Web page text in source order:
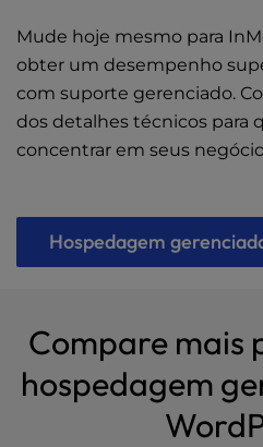
Mude hoje mesmo para
obter um desempenho
com suporte gerenciado.
dos detalhes técnicos para
concentrar em seus
Hospedagem
Compare mais
hospedagem